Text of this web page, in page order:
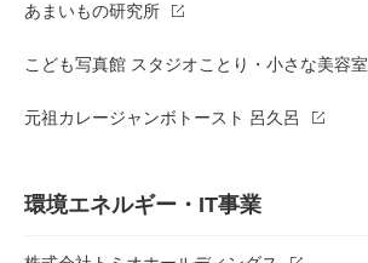
あまいもの研究所
こども写真館 スタジオことり・小さな美容
元祖カレージャンボトースト 呂久呂
環境エネルギー・IT事業